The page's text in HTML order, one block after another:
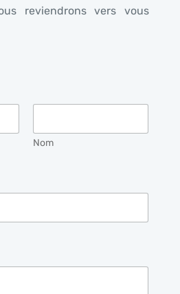
reviendrons vers vous
Nom